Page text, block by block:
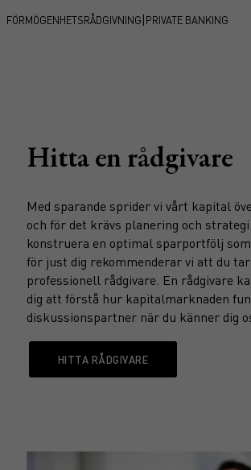
förmögenhetsrådgivare och
FÖRMÖGENHETSRÅDGIVNING|PRIVATE BANKING
Hitta en rådgivare
Med sparande sprider vi vårt kapital
och för det krävs planering och
konstruera en optimal sparportfölj
för just dig rekommenderar vi att du
professionell rådgivare. En rådgivare
dig att förstå hur kapitalmarknaden
diskussionspartner när du känner dig
HITTA RÅDGIVARE